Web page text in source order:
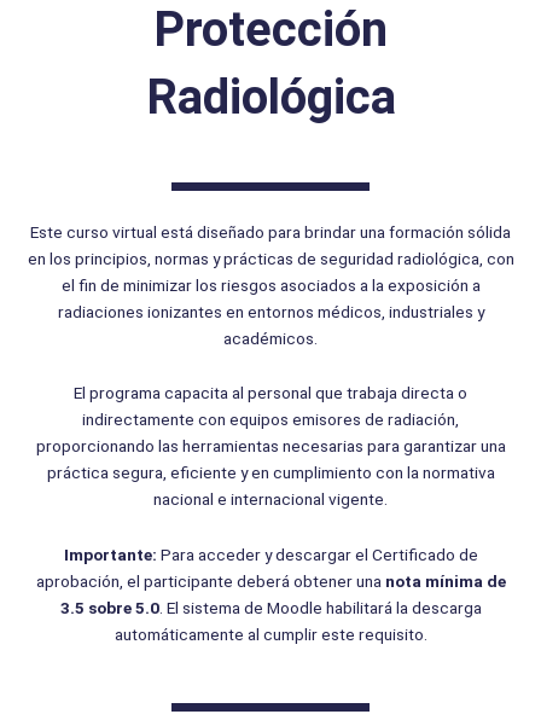
Protección
Radiológica
Este curso virtual está diseñado para brindar una formación sólida
en los principios, normas y prácticas de seguridad radiológica, con
el fin de minimizar los riesgos asociados a la exposición a
radiaciones ionizantes en entornos médicos, industriales y
académicos.
El programa capacita al personal que trabaja directa o
indirectamente con equipos emisores de radiación,
proporcionando las herramientas necesarias para garantizar una
práctica segura, eficiente y en cumplimiento con la normativa
nacional e internacional vigente.
Importante: Para acceder y descargar el Certificado de
aprobación, el participante deberá obtener una nota mínima de
3.5 sobre 5.0. El sistema de Moodle habilitará la descarga
automáticamente al cumplir este requisito.